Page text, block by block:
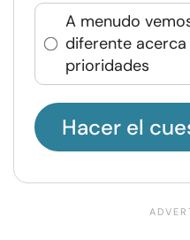
A menudo
diferente
prioridades
Hacer el